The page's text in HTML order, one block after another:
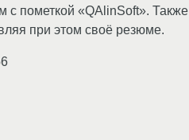
с пометкой «QAlinSoft». Также
при этом своё резюме.